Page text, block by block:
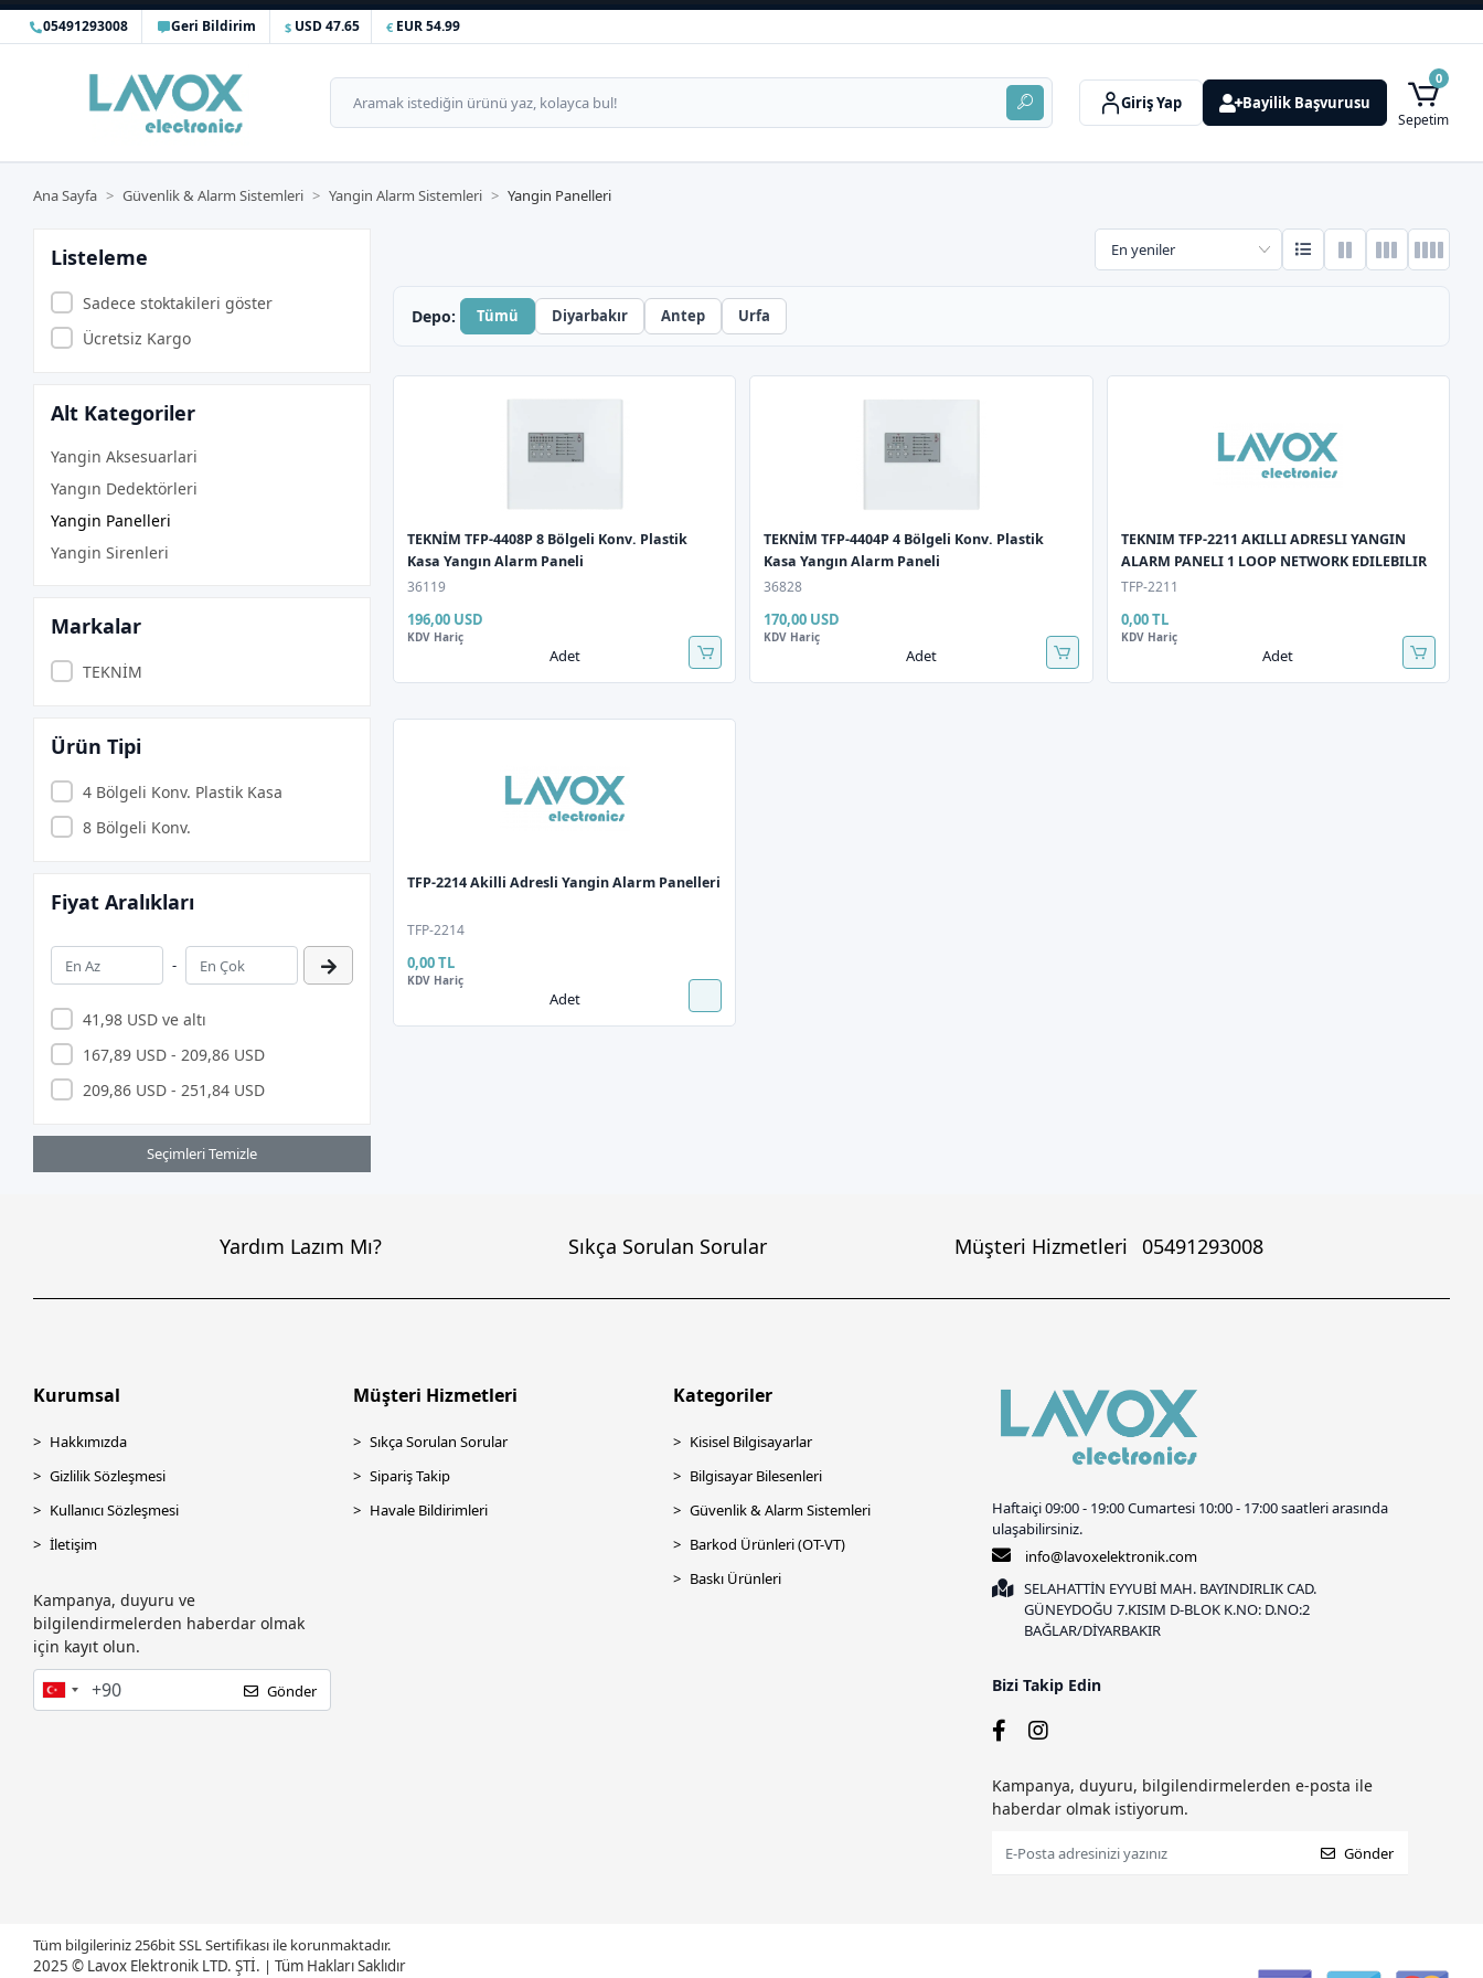
05491293008 Geri Bildirim USD 47.65 EUR 54.99
Giriş Yap Bayilik Başvurusu
0
Sepetim
Ana Sayfa Güvenlik & Alarm Sistemleri Yangin Alarm Sistemleri Yangin Panelleri
Listeleme
Sadece stoktakileri göster
Ücretsiz Kargo
Alt Kategoriler
Yangin Aksesuarlari
Yangın Dedektörleri
Yangin Panelleri
Yangin Sirenleri
Markalar
TEKNİM
Ürün Tipi
4 Bölgeli Konv. Plastik Kasa
8 Bölgeli Konv.
Fiyat Aralıkları
-
41,98 USD ve altı
167,89 USD - 209,86 USD
209,86 USD - 251,84 USD
Seçimleri Temizle
Depo: Tümü Diyarbakır Antep Urfa
TEKNİM TFP-4408P 8 Bölgeli Konv. Plastik
Kasa Yangın Alarm Paneli
36119
196,00 USD
KDV Hariç
Adet
TEKNİM TFP-4404P 4 Bölgeli Konv. Plastik
Kasa Yangın Alarm Paneli
36828
170,00 USD
KDV Hariç
Adet
TEKNIM TFP-2211 AKILLI ADRESLI YANGIN
ALARM PANELI 1 LOOP NETWORK EDILEBILIR
TFP-2211
0,00 TL
KDV Hariç
Adet
TFP-2214 Akilli Adresli Yangin Alarm Panelleri
TFP-2214
0,00 TL
KDV Hariç
Adet
Yardım Lazım Mı? Sıkça Sorulan Sorular Müşteri Hizmetleri 05491293008
Kurumsal
Hakkımızda
Gizlilik Sözleşmesi
Kullanıcı Sözleşmesi
İletişim
Kampanya, duyuru ve
bilgilendirmelerden haberdar olmak
için kayıt olun.
Gönder
Müşteri Hizmetleri
Sıkça Sorulan Sorular
Sipariş Takip
Havale Bildirimleri
Kategoriler
Kisisel Bilgisayarlar
Bilgisayar Bilesenleri
Güvenlik & Alarm Sistemleri
Barkod Ürünleri (OT-VT)
Baskı Ürünleri
Haftaiçi 09:00 - 19:00 Cumartesi 10:00 - 17:00 saatleri arasında
ulaşabilirsiniz.
info@lavoxelektronik.com
SELAHATTİN EYYUBİ MAH. BAYINDIRLIK CAD.
GÜNEYDOĞU 7.KISIM D-BLOK K.NO: D.NO:2
BAĞLAR/DİYARBAKIR
Bizi Takip Edin
Kampanya, duyuru, bilgilendirmelerden e-posta ile
haberdar olmak istiyorum.
Gönder
Tüm bilgileriniz 256bit SSL Sertifikası ile korunmaktadır.
2025 © Lavox Elektronik LTD. ŞTİ. | Tüm Hakları Saklıdır